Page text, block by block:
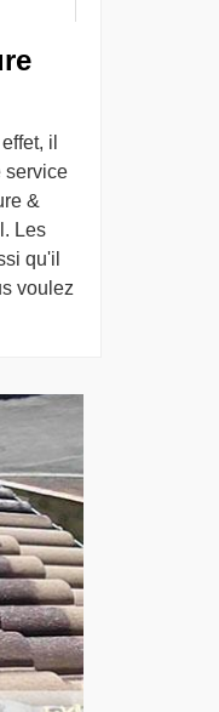
il
service
&
Les
qu'il
voulez